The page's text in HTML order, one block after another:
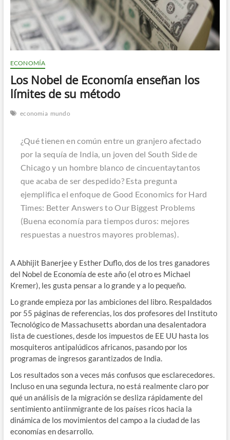
ECONOMÍA
Los Nobel de Economía enseñan los
límites de su método
economia mundo
¿Qué tienen en común entre un granjero afectado
por la sequía de India, un joven del South Side de
Chicago y un hombre blanco de cincuentaytantos
que acaba de ser despedido? Esta pregunta
ejemplifica el enfoque de Good Economics for Hard
Times: Better Answers to Our Biggest Problems
(Buena economía para tiempos duros: mejores
respuestas a nuestros mayores problemas).
A Abhijit Banerjee y Esther Duflo, dos de los tres ganadores
del Nobel de Economía de este año (el otro es Michael
Kremer), les gusta pensar a lo grande y a lo pequeño.
Lo grande empieza por las ambiciones del libro. Respaldados
por 55 páginas de referencias, los dos profesores del Instituto
Tecnológico de Massachusetts abordan una desalentadora
lista de cuestiones, desde los impuestos de EE UU hasta los
mosquiteros antipalúdicos africanos, pasando por los
programas de ingresos garantizados de India.
Los resultados son a veces más confusos que esclarecedores.
Incluso en una segunda lectura, no está realmente claro por
qué un análisis de la migración se desliza rápidamente del
sentimiento antiinmigrante de los países ricos hacia la
dinámica de los movimientos del campo a la ciudad de las
economías en desarrollo.